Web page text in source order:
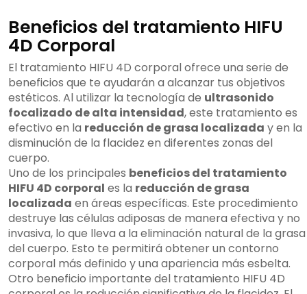
Beneficios del tratamiento HIFU
4D Corporal
El tratamiento HIFU 4D corporal ofrece una serie de
beneficios que te ayudarán a alcanzar tus objetivos
estéticos. Al utilizar la tecnología de ultrasonido
focalizado de alta intensidad, este tratamiento es
efectivo en la reducción de grasa localizada y en la
disminución de la flacidez en diferentes zonas del
cuerpo.
Uno de los principales beneficios del tratamiento
HIFU 4D corporal es la reducción de grasa
localizada en áreas específicas. Este procedimiento
destruye las células adiposas de manera efectiva y no
invasiva, lo que lleva a la eliminación natural de la grasa
del cuerpo. Esto te permitirá obtener un contorno
corporal más definido y una apariencia más esbelta.
Otro beneficio importante del tratamiento HIFU 4D